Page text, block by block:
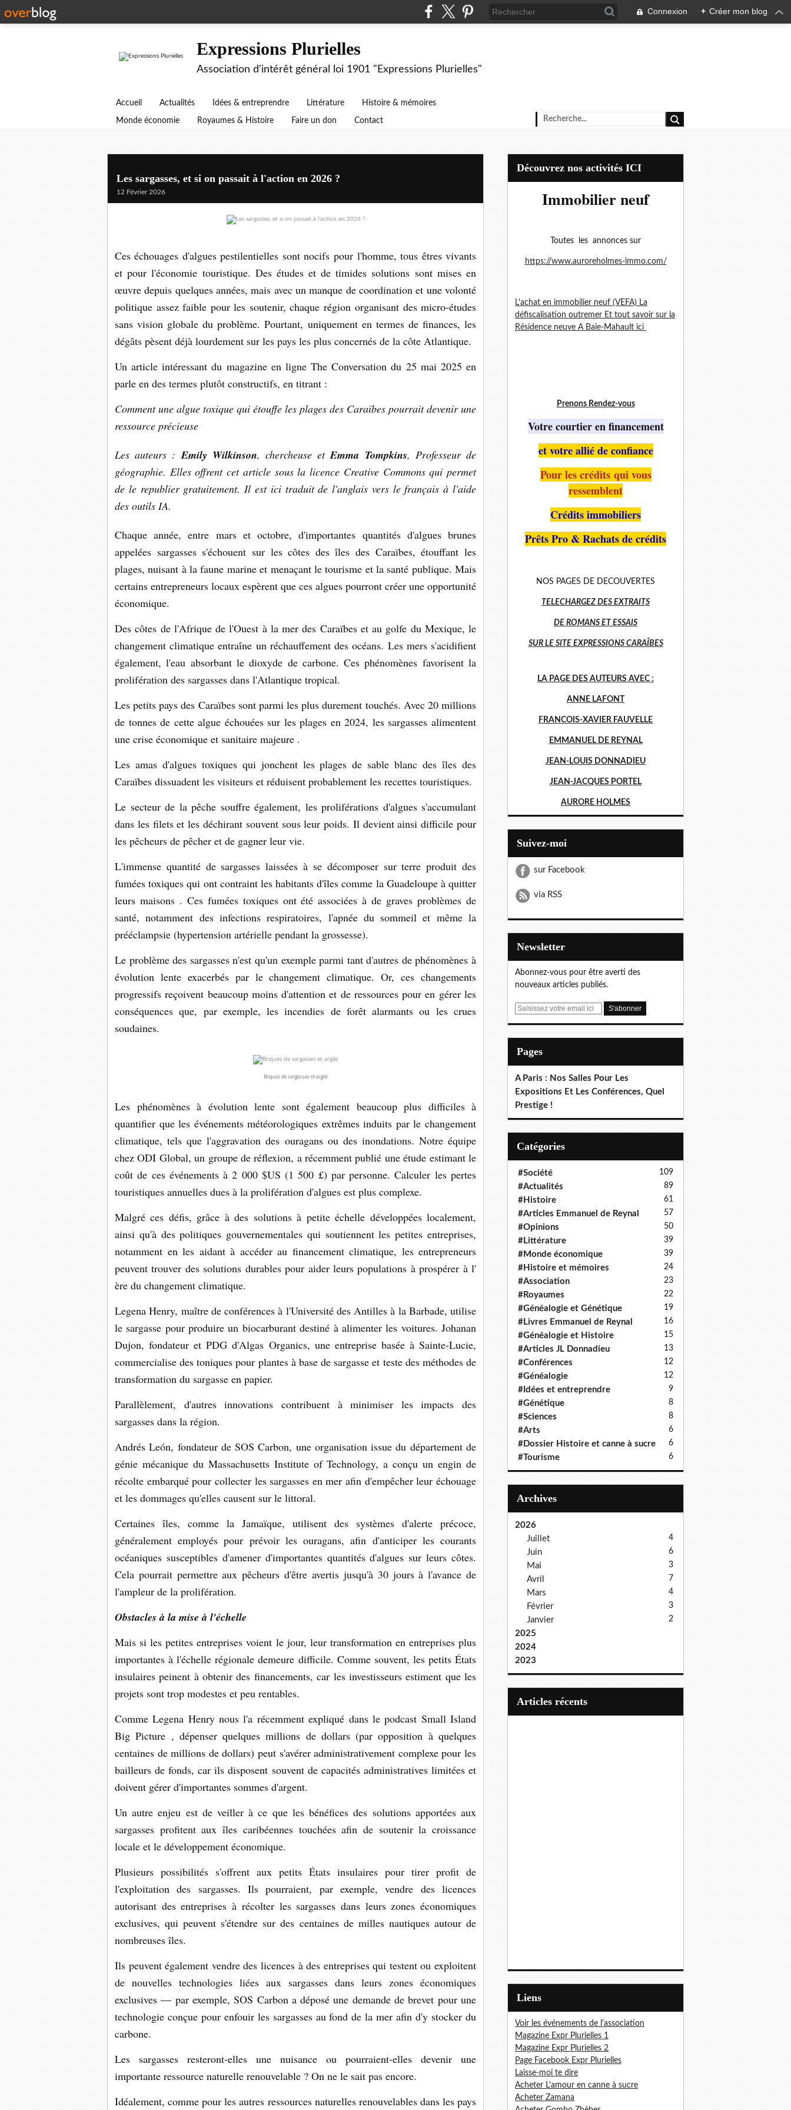
Connexion + Créer mon blog
Expressions Plurielles
Association d'intérêt général loi 1901 "Expressions Plurielles"
Accueil Actualités Idées & entreprendre Littérature Histoire & mémoires
Monde économie Royaumes & Histoire Faire un don Contact
Les sargasses, et si on passait à l'action en 2026 ?
12 Février 2026
Ces échouages d'algues pestilentielles sont nocifs pour l'homme, tous êtres vivants
et pour l'économie touristique. Des études et de timides solutions sont mises en
œuvre depuis quelques années, mais avec un manque de coordination et une volonté
politique assez faible pour les soutenir, chaque région organisant des micro-études
sans vision globale du problème. Pourtant, uniquement en termes de finances, les
dégâts pèsent déjà lourdement sur les pays les plus concernés de la côte Atlantique.
Un article intéressant du magazine en ligne The Conversation du 25 mai 2025 en
parle en des termes plutôt constructifs, en titrant :
Comment une algue toxique qui étouffe les plages des Caraïbes pourrait devenir une
ressource précieuse
Les auteurs :Emily Wilkinson, chercheuse etEmma Tompkins, Professeur de
géographie. Elles offrent cet article sous la licence Creative Commons qui permet
de le republier gratuitement. Il est ici traduit de l'anglais vers le français à l'aide
des outils IA.
Chaque année, entre mars et octobre, d'importantes quantités d'algues brunes
appelées sargasses s'échouent sur les côtes des îles des Caraïbes, étouffant les
plages, nuisant à la faune marine et menaçant le tourisme et la santé publique. Mais
certains entrepreneurs locaux espèrent que ces algues pourront créer une opportunité
économique.
Des côtes de l'Afrique de l'Ouest à la mer des Caraïbes et au golfe du Mexique, le
changement climatique entraîne un réchauffement des océans. Les mers s'acidifient
également, l'eau absorbant le dioxyde de carbone. Ces phénomènes favorisent la
prolifération des sargasses dans l'Atlantique tropical.
Les petits pays des Caraïbes sont parmi les plus durement touchés. Avec 20 millions
de tonnes de cette algue échouées sur les plages en 2024, les sargasses alimentent
une crise économique et sanitaire majeure .
Les amas d'algues toxiques qui jonchent les plages de sable blanc des îles des
Caraïbes dissuadent les visiteurs et réduisent probablement les recettes touristiques.
Le secteur de la pêche souffre également, les proliférations d'algues s'accumulant
dans les filets et les déchirant souvent sous leur poids. Il devient ainsi difficile pour
les pêcheurs de pêcher et de gagner leur vie.
L'immense quantité de sargasses laissées à se décomposer sur terre produit des
fumées toxiques qui ont contraint les habitants d'îles comme la Guadeloupe à quitter
leurs maisons . Ces fumées toxiques ont été associées à de graves problèmes de
santé, notamment des infections respiratoires, l'apnée du sommeil et même la
prééclampsie (hypertension artérielle pendant la grossesse).
Le problème des sargasses n'est qu'un exemple parmi tant d'autres de phénomènes à
évolution lente exacerbés par le changement climatique. Or, ces changements
progressifs reçoivent beaucoup moins d'attention et de ressources pour en gérer les
conséquences que, par exemple, les incendies de forêt alarmants ou les crues
soudaines.
Briques de sargasses et argile
Les phénomènes à évolution lente sont également beaucoup plus difficiles à
quantifier que les événements météorologiques extrêmes induits par le changement
climatique, tels que l'aggravation des ouragans ou des inondations. Notre équipe
chez ODI Global, un groupe de réflexion, a récemment publié une étude estimant le
coût de ces événements à 2 000 $US (1 500 £) par personne. Calculer les pertes
touristiques annuelles dues à la prolifération d'algues est plus complexe.
Malgré ces défis, grâce à des solutions à petite échelle développées localement,
ainsi qu'à des politiques gouvernementales qui soutiennent les petites entreprises,
notamment en les aidant à accéder au financement climatique, les entrepreneurs
peuvent trouver des solutions durables pour aider leurs populations à prospérer à l'
ère du changement climatique.
Legena Henry, maître de conférences à l'Université des Antilles à la Barbade, utilise
le sargasse pour produire un biocarburant destiné à alimenter les voitures. Johanan
Dujon, fondateur et PDG d'Algas Organics, une entreprise basée à Sainte-Lucie,
commercialise des toniques pour plantes à base de sargasse et teste des méthodes de
transformation du sargasse en papier.
Parallèlement, d'autres innovations contribuent à minimiser les impacts des
sargasses dans la région.
Andrés León, fondateur de SOS Carbon, une organisation issue du département de
génie mécanique du Massachusetts Institute of Technology, a conçu un engin de
récolte embarqué pour collecter les sargasses en mer afin d'empêcher leur échouage
et les dommages qu'elles causent sur le littoral.
Certaines îles, comme la Jamaïque, utilisent des systèmes d'alerte précoce,
généralement employés pour prévoir les ouragans, afin d'anticiper les courants
océaniques susceptibles d'amener d'importantes quantités d'algues sur leurs côtes.
Cela pourrait permettre aux pêcheurs d'être avertis jusqu'à 30 jours à l'avance de
l'ampleur de la prolifération.
Obstacles à la mise à l'échelle
Mais si les petites entreprises voient le jour, leur transformation en entreprises plus
importantes à l'échelle régionale demeure difficile. Comme souvent, les petits États
insulaires peinent à obtenir des financements, car les investisseurs estiment que les
projets sont trop modestes et peu rentables.
Comme Legena Henry nous l'a récemment expliqué dans le podcast Small Island
Big Picture , dépenser quelques millions de dollars (par opposition à quelques
centaines de millions de dollars) peut s'avérer administrativement complexe pour les
bailleurs de fonds, car ils disposent souvent de capacités administratives limitées et
doivent gérer d'importantes sommes d'argent.
Un autre enjeu est de veiller à ce que les bénéfices des solutions apportées aux
sargasses profitent aux îles caribéennes touchées afin de soutenir la croissance
locale et le développement économique.
Plusieurs possibilités s'offrent aux petits États insulaires pour tirer profit de
l'exploitation des sargasses. Ils pourraient, par exemple, vendre des licences
autorisant des entreprises à récolter les sargasses dans leurs zones économiques
exclusives, qui peuvent s'étendre sur des centaines de milles nautiques autour de
nombreuses îles.
Ils peuvent également vendre des licences à des entreprises qui testent ou exploitent
de nouvelles technologies liées aux sargasses dans leurs zones économiques
exclusives — par exemple, SOS Carbon a déposé une demande de brevet pour une
technologie conçue pour enfouir les sargasses au fond de la mer afin d'y stocker du
carbone.
Les sargasses resteront-elles une nuisance ou pourraient-elles devenir une
importante ressource naturelle renouvelable ? On ne le sait pas encore.
Idéalement, comme pour les autres ressources naturelles renouvelables dans les pays
Découvrez nos activités ICI
Immobilier neuf
Toutes les annonces sur
https://www.auroreholmes-immo.com/
L'achat en immobilier neuf (VEFA) La
défiscalisation outremer Et tout savoir sur la
Résidence neuve A Baie-Mahault ici
Prenons Rendez-vous
Votre courtier en financement
et votre allié de confiance
Pour les crédits qui vous
ressemblent
Crédits immobiliers
Prêts Pro & Rachats de crédits
NOS PAGES DE DECOUVERTES
TELECHARGEZ DES EXTRAITS
DE ROMANS ET ESSAIS
SUR LE SITE EXPRESSIONS CARAÎBES
LA PAGE DES AUTEURS AVEC :
ANNE LAFONT
FRANCOIS-XAVIER FAUVELLE
EMMANUEL DE REYNAL
JEAN-LOUIS DONNADIEU
JEAN-JACQUES PORTEL
AURORE HOLMES
Suivez-moi
sur Facebook
via RSS
Newsletter
Abonnez-vous pour être averti des
nouveaux articles publiés.
E
Pages
A Paris : Nos Salles Pour Les
Expositions Et Les Conférences, Quel
Prestige !
Catégories
#Société 109
#Actualités 89
#Histoire 61
#Articles Emmanuel de Reynal 57
#Opinions 50
#Littérature 39
#Monde économique 39
#Histoire et mémoires 24
#Association 23
#Royaumes 22
#Généalogie et Génétique 19
#Livres Emmanuel de Reynal 16
#Généalogie et Histoire 15
#Articles JL Donnadieu 13
#Conférences 12
#Généalogie 12
#Idées et entreprendre 9
#Génétique 8
#Sciences 8
#Arts 6
#Dossier Histoire et canne à sucre 6
#Tourisme 6
Archives
2026
Juillet
4
Juin 6
Mai 3
Avril 7
Mars 4
Février 3
Janvier 2
2025
2024
2023
articles récents
Liens
Voir les événements de l'association
Magazine Expr Plurielles 1
Magazine Expr Plurielles 2
Page Facebook Expr Plurielles
Laisse-moi te dire
Acheter L'amour en canne à sucre
Acheter Zamana